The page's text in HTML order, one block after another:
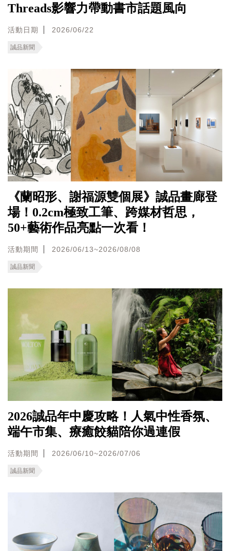
Threads影響力帶動書市話題風向
活動日期 2026/06/22
誠品新聞
《蘭昭形、謝福源雙個展》誠品畫廊登
場！0.2cm極致工筆、跨媒材哲思，
50+藝術作品亮點一次看！
活動期間 2026/06/13~2026/08/08
誠品新聞
2026誠品年中慶攻略！人氣中性香氛、
端午市集、療癒餃貓陪你過連假
活動期間 2026/06/10~2026/07/06
誠品新聞